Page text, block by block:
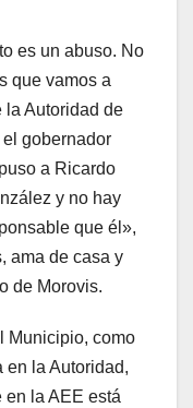
es un abuso. No
que vamos a
la Autoridad de
gobernador
a Ricardo
y no hay
que él»,
ama de casa y
de Morovis.
Municipio, como
en la Autoridad,
en la AEE está